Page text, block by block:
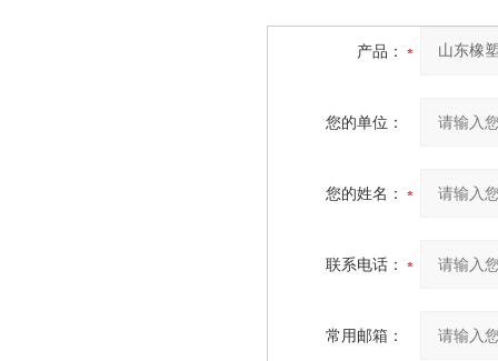
产品：
您的单位：
您的姓名：
联系电话：
常用邮箱：